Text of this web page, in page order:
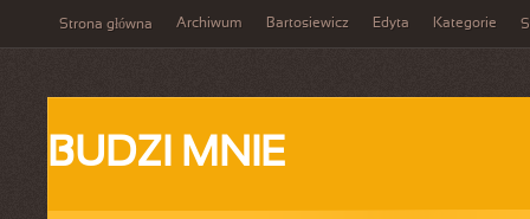
Strona główna Archiwum Bartosiewicz Edyta Kategorie
BUDZI MNIE